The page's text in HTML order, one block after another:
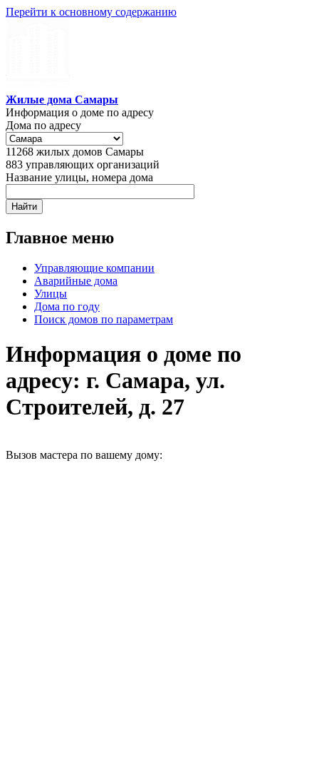
Перейти к основному содержанию
Жилые дома Самары
Информация о доме по адресу
Дома по адресу
11268 жилых домов Самары
883 управляющих организаций
Название улицы, номера дома
Главное меню
Управляющие компании
Аварийные дома
Улицы
Дома по году
Поиск домов по параметрам
Информация о доме по
адресу: г. Самара, ул.
Строителей, д. 27
Вызов мастера по вашему дому: